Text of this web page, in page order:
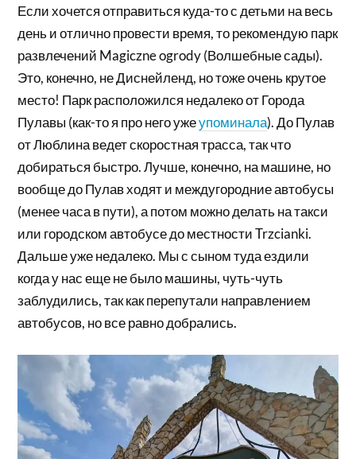
Если хочется отправиться куда-то с детьми на весь
день и отлично провести время, то рекомендую парк
развлечений Magiczne ogrody (Волшебные сады).
Это, конечно, не Диснейленд, но тоже очень крутое
место! Парк расположился недалеко от Города
Пулавы (как-то я про него ужеупоминала). До Пулав
от Люблина ведет скоростная трасса, так что
добираться быстро. Лучше, конечно, на машине, но
вообще до Пулав ходят и междугородние автобусы
(менее часа в пути), а потом можно делать на такси
или городском автобусе до местности Trzcianki.
Дальше уже недалеко. Мы с сыном туда ездили
когда у нас еще не было машины, чуть-чуть
заблудились, так как перепутали направлением
автобусов, но все равно добрались.